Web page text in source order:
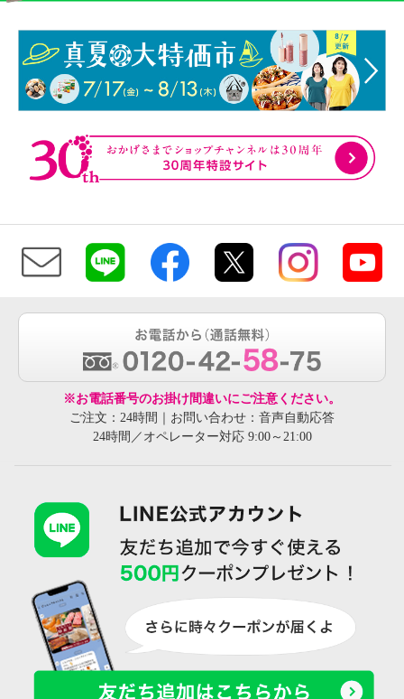
※お電話番号のお掛け間違いにご注意ください。
ご注文：24時間｜お問い合わせ：音声自動応答
24時間／オペレーター対応 9:00～21:00